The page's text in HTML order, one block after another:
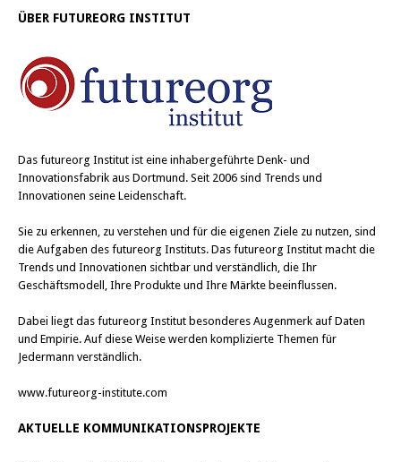
ÜBER FUTUREORG INSTITUT
Das futureorg Institut ist eine inhabergeführte Denk- und
Innovationsfabrik aus Dortmund. Seit 2006 sind Trends und
Innovationen seine Leidenschaft.
Sie zu erkennen, zu verstehen und für die eigenen Ziele zu nutzen, sind
die Aufgaben des futureorg Instituts. Das futureorg Institut macht die
Trends und Innovationen sichtbar und verständlich, die Ihr
Geschäftsmodell, Ihre Produkte und Ihre Märkte beeinflussen.
Dabei liegt das futureorg Institut besonderes Augenmerk auf Daten
und Empirie. Auf diese Weise werden komplizierte Themen für
Jedermann verständlich.
www.futureorg-institute.com
AKTUELLE KOMMUNIKATIONSPROJEKTE